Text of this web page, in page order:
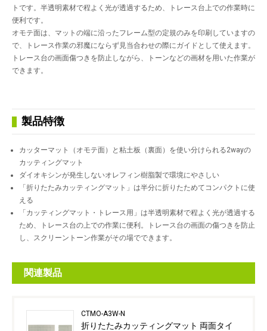
トです。半透明素材で程よく光が透過するため、トレース台上での作業時に
便利です。
オモテ面は、マットの端に沿ったフレーム型の定規のみを印刷していますの
で、トレース作業の邪魔にならず見当合わせの際にガイドとして使えます。
トレース台の画面傷つきを防止しながら、トーンなどの画材を用いた作業が
できます。
製品特徴
カッターマット（オモテ面）と粘土板（裏面）を使い分けられる2wayの
カッティングマット
ダイオキシンが発生しないオレフィン樹脂製で環境にやさしい
「折りたたみカッティングマット」は半分に折りたためてコンパクトに使
える
「カッティングマット・トレース用」は半透明素材で程よく光が透過する
ため、トレース台の上での作業に便利。トレース台の画面の傷つきを防止
し、スクリーントーン作業がその場でできます。
関連製品
CTMO-A3W-N
折りたたみカッティングマット 両面タイ